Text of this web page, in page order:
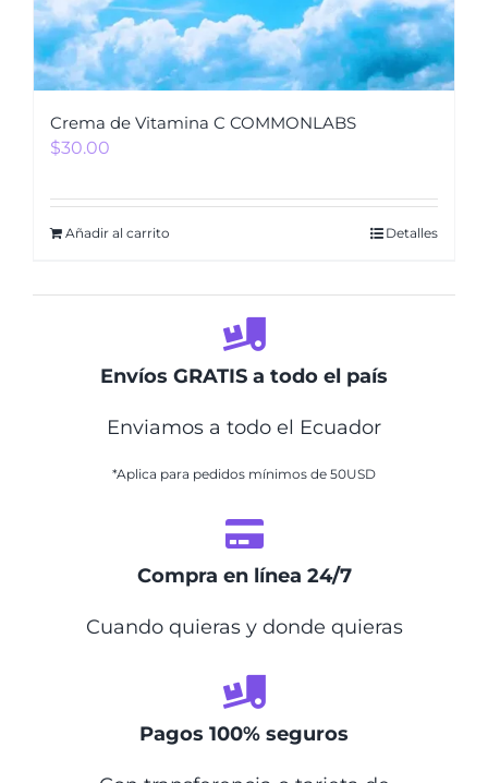
Crema de Vitamina C COMMONLABS
$30.00
Añadir al carrito Detalles
Envíos GRATIS a todo el país
Enviamos a todo el Ecuador
*Aplica para pedidos mínimos de 50USD
Compra en línea 24/7
Cuando quieras y donde quieras
Pagos 100% seguros